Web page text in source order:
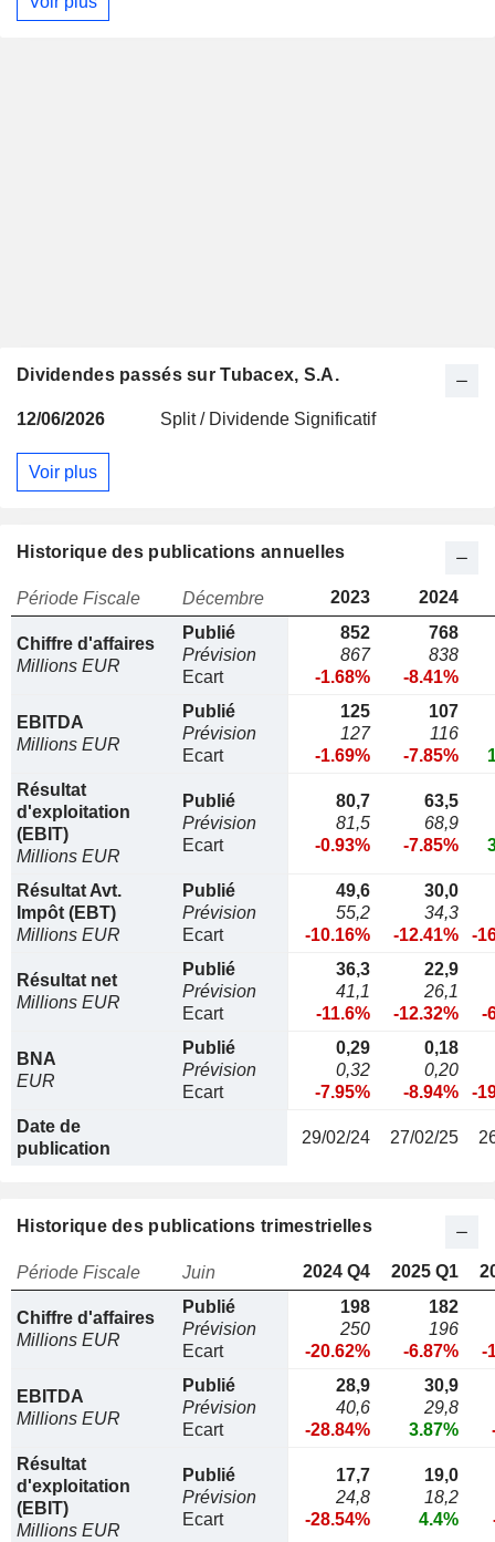
Dividendes passés sur Tubacex, S.A.
12/06/2026 Split / Dividende Significatif
Voir plus
Historique des publications annuelles
Période Fiscale Décembre 2023 2024
Chiffre d'affaires
Millions EUR
Publié
Prévision
Ecart
852
867
-1.68%
768
838
-8.41%
EBITDA
Millions EUR
Publié
Prévision
Ecart
125
127
-1.69%
107
116
-7.85%
Résultat
d'exploitation
(EBIT)
Millions EUR
Publié
Prévision
Ecart
80,7
81,5
-0.93%
63,5
68,9
-7.85%
Résultat Avt.
Impôt (EBT)
Millions EUR
Publié
Prévision
Ecart
49,6
55,2
-10.16%
30,0
34,3
-12.41%
-
Résultat net
Millions EUR
Publié
Prévision
Ecart
36,3
41,1
-11.6%
22,9
26,1
-12.32%
-
BNA
EUR
Publié
Prévision
Ecart
0,29
0,32
-7.95%
0,18
0,20
-8.94%
-
Date de
publication
29/02/24 27/02/25
Historique des publications trimestrielles
Période Fiscale Juin 2024 Q4 2025 Q1
Chiffre d'affaires
Millions EUR
Publié
Prévision
Ecart
198
250
-20.62%
182
196
-6.87%
-
EBITDA
Millions EUR
Publié
Prévision
Ecart
28,9
40,6
-28.84%
30,9
29,8
3.87%
Résultat
d'exploitation
(EBIT)
Millions EUR
Publié
Prévision
Ecart
17,7
24,8
-28.54%
19,0
18,2
4.4%